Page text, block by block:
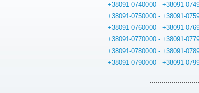
+38091-0740000 - +38091-
+38091-0750000 - +38091-
+38091-0760000 - +38091-
+38091-0770000 - +38091-
+38091-0780000 - +38091-
+38091-0790000 - +38091-